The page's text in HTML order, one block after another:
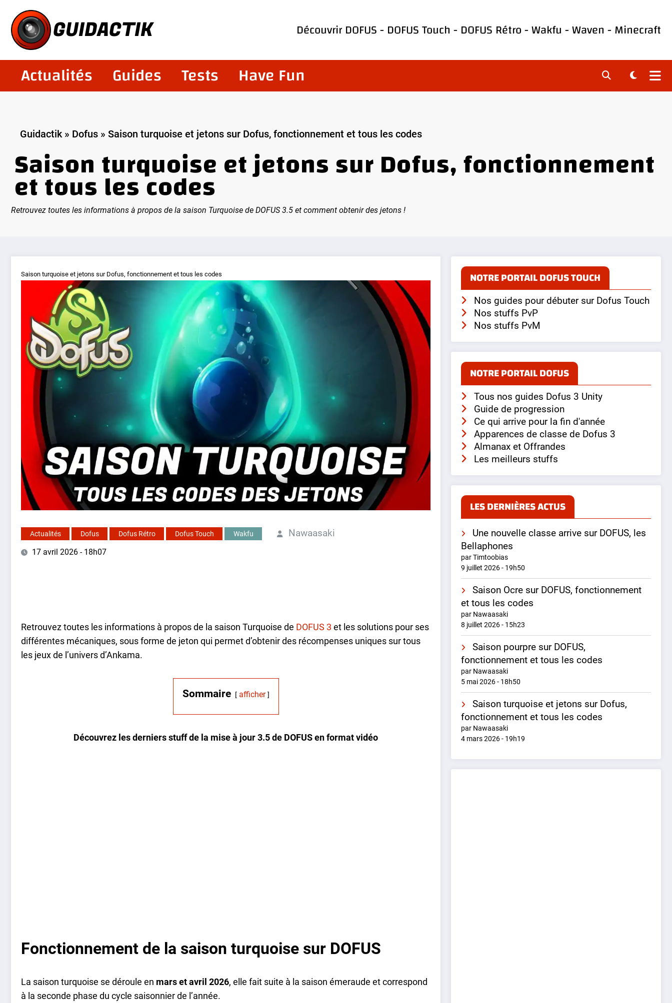
contenu
GUIDACTIK DécouvrirDOFUS-DOFUS Touch-DOFUS Rétro-Wakfu-Waven-Minecraft
Actualités Guides Tests Have Fun
Guidactik» Dofus » Saison turquoise et jetons sur Dofus, fonctionnement et tous les codes
Saison turquoise et jetons sur Dofus, fonctionnement
et tous les codes
Retrouvez toutes les informations à propos de la saison Turquoise de DOFUS 3.5 et comment obtenir des jetons !
Saison turquoise et jetons sur Dofus, fonctionnement et tous les codes
Actualités Dofus Dofus Rétro Dofus Touch Wakfu Nawaasaki
17 avril 2026 - 18h07
Retrouvez toutes les informations à propos de la saison Turquoise de DOFUS 3 et les solutions pour ses
différentes mécaniques, sous forme de jeton qui permet d’obtenir des récompenses uniques sur tous
les jeux de l’univers d’Ankama.
Sommaire afficher
Découvrez les derniers stuff de la mise à jour 3.5 de DOFUS en format vidéo
Fonctionnement de la saison turquoise sur DOFUS
La saison turquoise se déroule en mars et avril 2026, elle fait suite à la saison émeraude et correspond
à la seconde phase du cycle saisonnier de l’année.
NOTRE PORTAIL DOFUS TOUCH
Nos guides pour débuter sur Dofus Touch
Nos stuffs PvP
Nos stuffs PvM
NOTRE PORTAIL DOFUS
Tous nos guides Dofus 3 Unity
Guide de progression
Ce qui arrive pour la fin d'année
Apparences de classe de Dofus 3
Almanax et Offrandes
Les meilleurs stuffs
LES DERNIÈRES ACTUS
Une nouvelle classe arrive sur DOFUS, les
Bellaphones
par Timtoobias
9 juillet 2026 - 19h50
Saison Ocre sur DOFUS, fonctionnement
et tous les codes
par Nawaasaki
8 juillet 2026 - 15h23
Saison pourpre sur DOFUS,
fonctionnement et tous les codes
par Nawaasaki
5 mai 2026 - 18h50
Saison turquoise et jetons sur Dofus,
fonctionnement et tous les codes
par Nawaasaki
4 mars 2026 - 19h19